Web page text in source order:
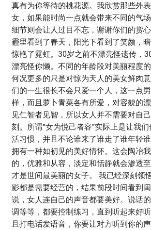
真有为你等待的桃花源。我欣赏那些外
女，如果能时尚一点就会带来不同的气
细节则会让人过目不忘，谢谢你们的赏
霾里看到了春天，阳光下看到了笑颜，
惊艳了霓虹。30岁之前不漂亮怪遗传，
漂亮怪你懒。不同的年龄段对美丽程度
何况更多的只是对惊为天人的美女鲜肉
们的一生很长不会只爱一个人，这一点
样，而且萝卜青菜各有所爱，对容貌的
见仁智者见智，所以女人并不需要对自
刻。所谓“女为悦己者容”实际上是让我
活习惯，并且不论谁来了谁走了谁年轻
拥有一种如初见的美好情怀。这会陶冶
的，优雅和从容，淡定和恬静就会渗透
才是世间最美丽的女子。 我已经深刻领
影都是需要经营的，结果前段时间看到
说，女人连自己的声音都要美好。说话
调等等，都要控制练习，直到听起来好
且打电话发语音，你要让对方听到你的